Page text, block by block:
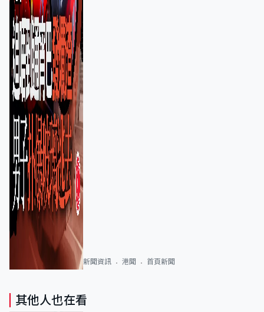
新聞資訊 港聞 首頁新聞
其他人也在看